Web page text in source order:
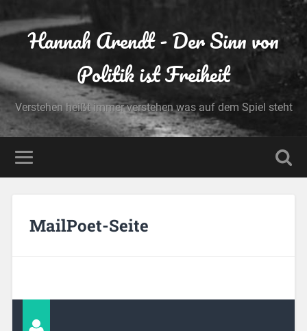
Hannah Arendt - Der Sinn von
Politik ist Freiheit
Verstehen heißt immer verstehen was auf dem Spiel steht
MailPoet-Seite